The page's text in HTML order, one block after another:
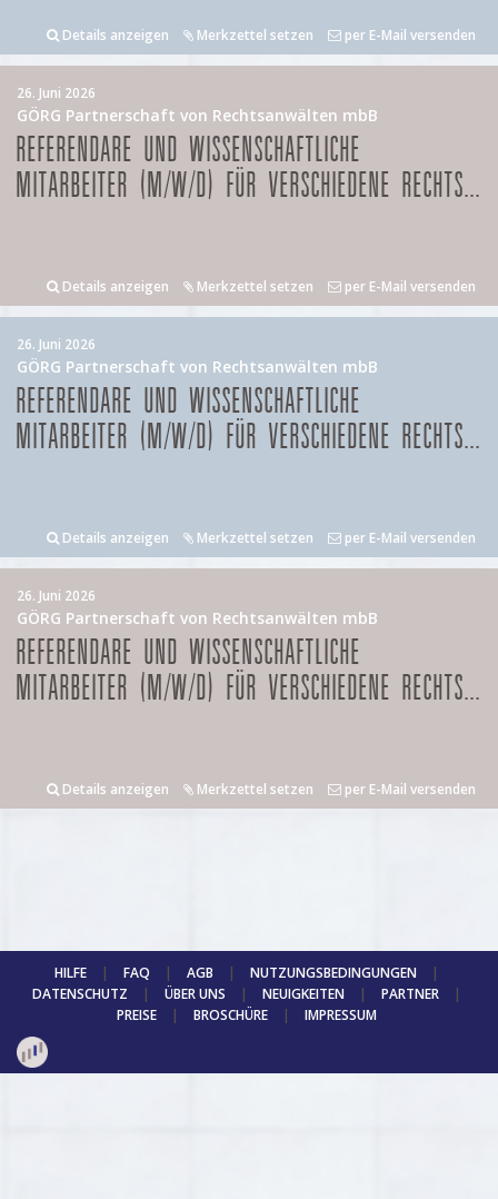
Details anzeigen Merkzettel setzen per E-Mail versenden
26. Juni 2026
GÖRG Partnerschaft von Rechtsanwälten mbB
REFERENDARE UND WISSENSCHAFTLICHE
MITARBEITER (M/W/D) FÜR VERSCHIEDENE RECHTS...
Details anzeigen Merkzettel setzen per E-Mail versenden
26. Juni 2026
GÖRG Partnerschaft von Rechtsanwälten mbB
REFERENDARE UND WISSENSCHAFTLICHE
MITARBEITER (M/W/D) FÜR VERSCHIEDENE RECHTS...
Details anzeigen Merkzettel setzen per E-Mail versenden
26. Juni 2026
GÖRG Partnerschaft von Rechtsanwälten mbB
REFERENDARE UND WISSENSCHAFTLICHE
MITARBEITER (M/W/D) FÜR VERSCHIEDENE RECHTS...
Details anzeigen Merkzettel setzen per E-Mail versenden
HILFE | FAQ | AGB | NUTZUNGSBEDINGUNGEN
|
DATENSCHUTZ
| ÜBER UNS | NEUIGKEITEN | PARTNER
|
PREISE
| BROSCHÜRE | IMPRESSUM